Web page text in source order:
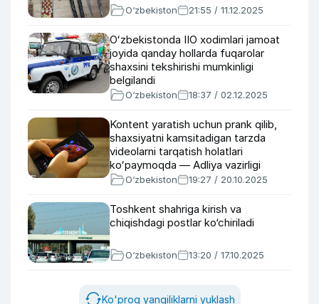
O‘zbekiston 21:55 / 11.12.2025
Oʻzbekistonda IIO xodimlari jamoat
joyida qanday hollarda fuqarolar
shaxsini tekshirishi mumkinligi
belgilandi
O‘zbekiston 18:37 / 02.12.2025
Kontent yaratish uchun prank qilib,
shaxsiyatni kamsitadigan tarzda
videolarni tarqatish holatlari
koʻpaymoqda — Adliya vazirligi
O‘zbekiston 19:27 / 20.10.2025
Toshkent shahriga kirish va
chiqishdagi postlar ko‘chiriladi
O‘zbekiston 13:20 / 17.10.2025
Ko'proq yangiliklarni yuklash